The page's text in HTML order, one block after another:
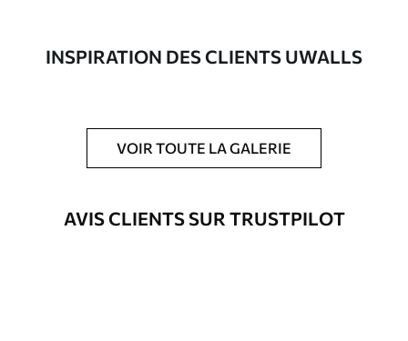
Possibilité d'ajouter un vernis
protecteur pour renforcer la durabilité
du tableau.
Matériaux disponibles
INSPIRATION DES CLIENTS UWALLS
VOIR TOUTE LA GALERIE
AVIS CLIENTS SUR TRUSTPILOT